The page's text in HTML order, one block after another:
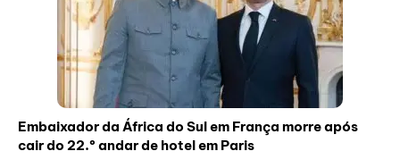
Embaixador da África do Sul em França morre após
cair do 22.º andar de hotel em Paris